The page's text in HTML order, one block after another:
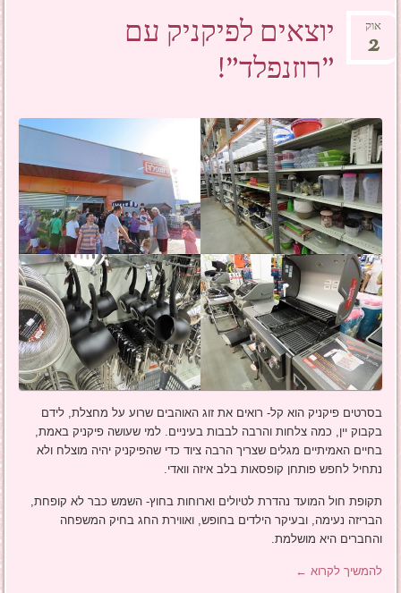
יוצאים לפיקניק עם
"רוזנפלד"!
אוק
2
בסרטים פיקניק הוא קל- רואים את זוג האוהבים שרוע על מחצלת, לידם
בקבוק יין, כמה צלחות והרבה לבבות בעיניים. למי שעושה פיקניק באמת,
בחיים האמיתיים מגלים שצריך הרבה ציוד כדי שהפיקניק יהיה מוצלח ולא
נתחיל לחפש פותחן קופסאות בלב איזה וואדי.
תקופת חול המועד נהדרת לטיולים וארוחות בחוץ- השמש כבר לא קופחת,
הבריזה נעימה, ובעיקר הילדים בחופש, ואווירת החג בחיק המשפחה
והחברים היא מושלמת.
להמשיך לקרוא ←